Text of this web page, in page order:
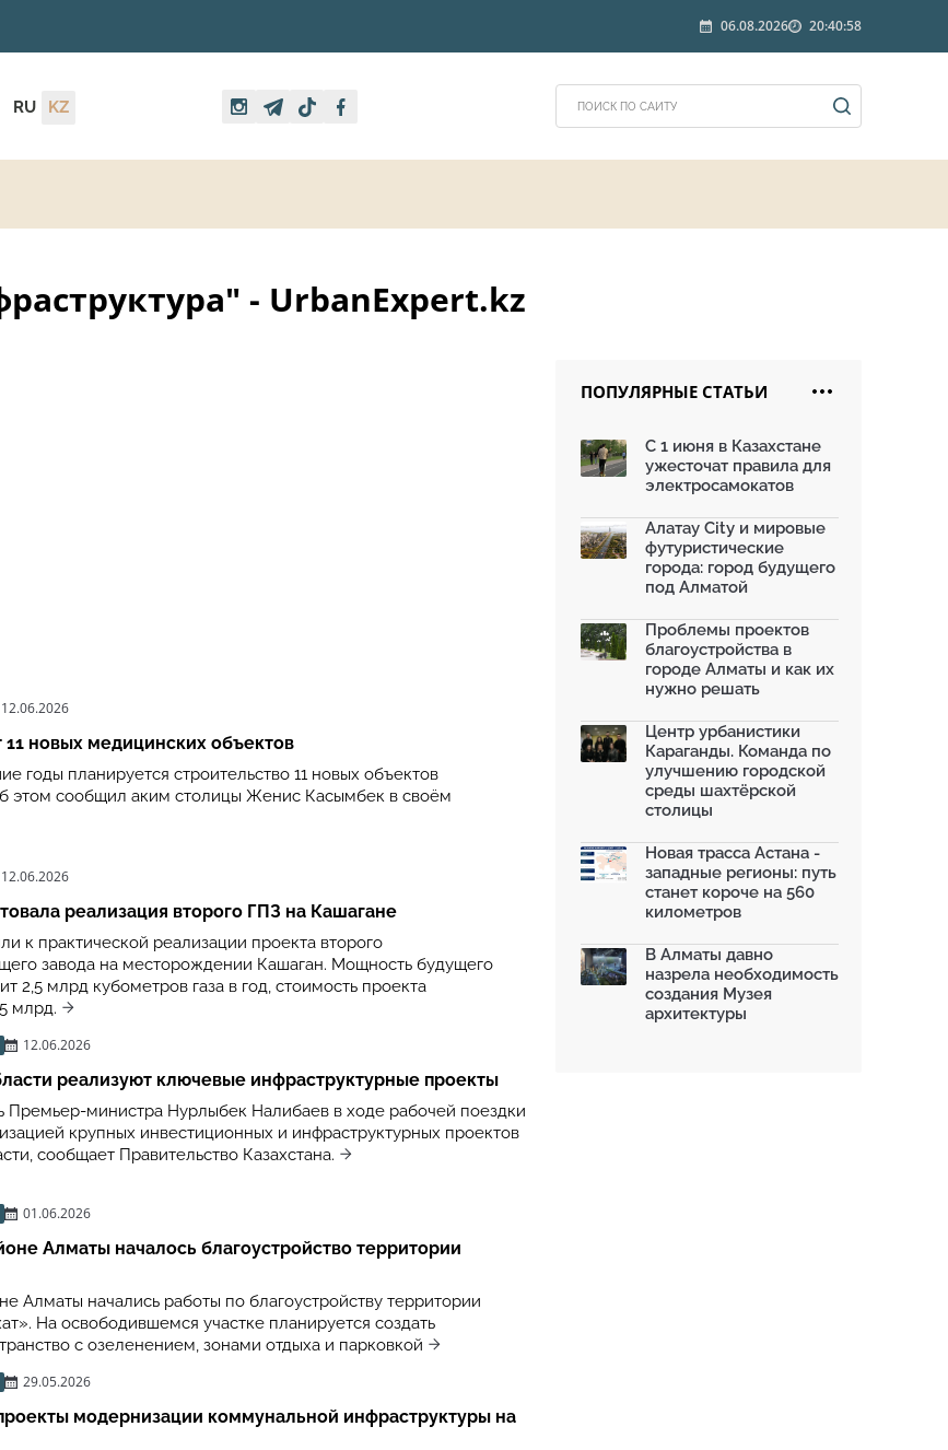
06.08.2026 20:40:58
RU KZ
- UrbanExpert.kz
12.06.2026
11 новых медицинских объектов
годы планируется строительство 11 новых объектов
этом сообщил аким столицы Женис Касымбек в своём
12.06.2026
реализация второго ГПЗ на Кашагане
к практической реализации проекта второго
завода на месторождении Кашаган. Мощность будущего
2,5 млрд кубометров газа в год, стоимость проекта
млрд.
12.06.2026
реализуют ключевые инфраструктурные проекты
Премьер-министра Нурлыбек Налибаев в ходе рабочей поездки
крупных инвестиционных и инфраструктурных проектов
сообщает Правительство Казахстана.
01.06.2026
Алматы началось благоустройство территории
Алматы начались работы по благоустройству территории
На освободившемся участке планируется создать
с озеленением, зонами отдыха и парковкой
29.05.2026
модернизации коммунальной инфраструктуры на
ПОПУЛЯРНЫЕ СТАТЬИ
С 1 июня в Казахстане
ужесточат правила для
электросамокатов
Алатау City и мировые
футуристические
города: город будущего
под Алматой
Проблемы проектов
благоустройства в
городе Алматы и как их
нужно решать
Центр урбанистики
Караганды. Команда по
улучшению городской
среды шахтёрской
столицы
Новая трасса Астана -
западные регионы: путь
станет короче на 560
километров
В Алматы давно
назрела необходимость
создания Музея
архитектуры